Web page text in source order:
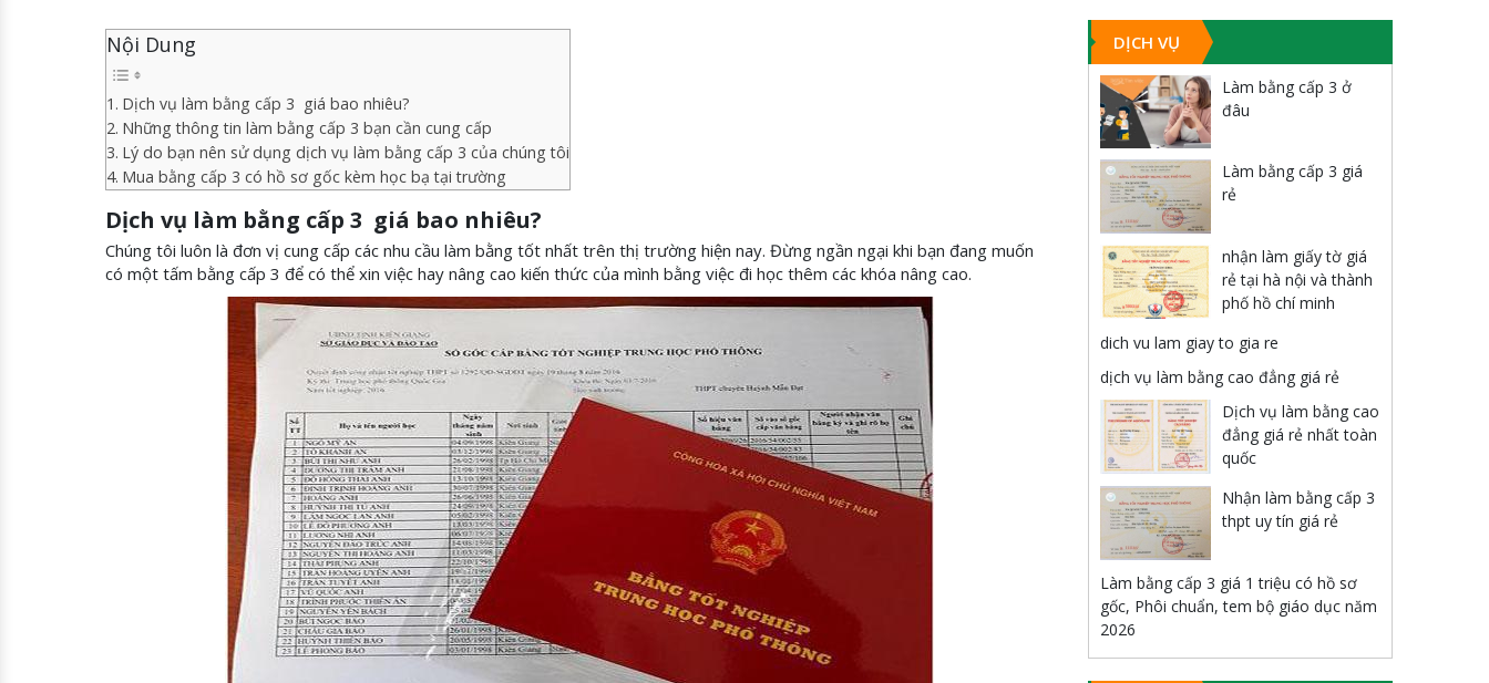
Nội Dung
Dịch vụ làm bằng cấp 3 giá bao nhiêu?
Những thông tin làm bằng cấp 3 bạn cần cung cấp
Lý do bạn nên sử dụng dịch vụ làm bằng cấp 3 của chúng tôi
Mua bằng cấp 3 có hồ sơ gốc kèm học bạ tại trường
Dịch vụ làm bằng cấp 3 giá bao nhiêu?
Chúng tôi luôn là đơn vị cung cấp các nhu cầu làm bằng tốt nhất trên thị trường hiện nay. Đừng ngần ngại khi bạn đang muốn
có một tấm bằng cấp 3 để có thể xin việc hay nâng cao kiến thức của mình bằng việc đi học thêm các khóa nâng cao.
DỊCH VỤ
Làm bằng cấp 3 ở
đâu
Làm bằng cấp 3 giá
rẻ
nhận làm giấy tờ giá
rẻ tại hà nội và thành
phố hồ chí minh
dich vu lam giay to gia re
dịch vụ làm bằng cao đẳng giá rẻ
Dịch vụ làm bằng cao
đẳng giá rẻ nhất toàn
quốc
Nhận làm bằng cấp 3
thpt uy tín giá rẻ
Làm bằng cấp 3 giá 1 triệu có hồ sơ
gốc, Phôi chuẩn, tem bộ giáo dục năm
2026